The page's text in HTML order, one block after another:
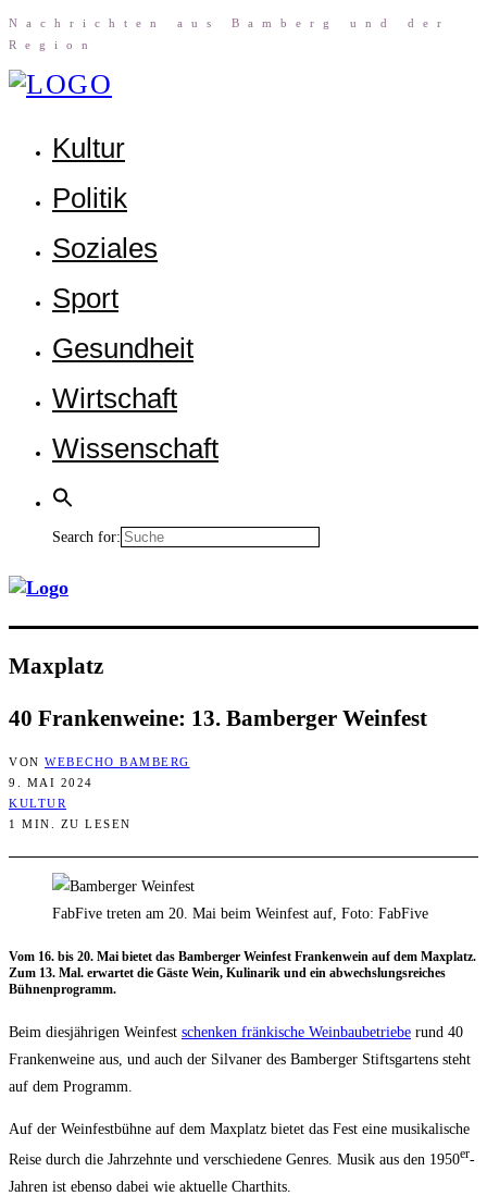
Nach­rich­ten aus Bam­berg und der
Region
Kul­tur
Poli­tik
Sozia­les
Sport
Gesund­heit
Wirt­schaft
Wis­sen­schaft
Search for:
Max­platz
40 Fran­ken­wei­ne: 13. Bam­ber­ger Weinfest
VON WEBECHO BAMBERG
9. MAI 2024
KULTUR
1 MIN. ZU LESEN
FabFive treten am 20. Mai beim Weinfest auf, Foto: FabFive
Vom 16. bis 20. Mai bie­tet das Bam­ber­ger Wein­fest Fran­ken­wein auf dem Max­platz.
Zum 13. Mal. erwar­tet die Gäs­te Wein, Kuli­na­rik und ein abwechs­lungs­rei­ches
Bühnenprogramm.
Beim dies­jäh­ri­gen Wein­fest schen­ken frän­ki­sche Wein­bau­be­trie­be rund 40
Fran­ken­wei­ne aus, und auch der Sil­va­ner des Bam­ber­ger Stifts­gar­tens steht
auf dem Programm.
Auf der Wein­fest­büh­ne auf dem Max­platz bie­tet das Fest eine musi­ka­li­sche
Rei­se durch die Jahr­zehn­te und ver­schie­de­ne Gen­res. Musik aus den 1950er-
Jah­ren ist eben­so dabei wie aktu­el­le Charthits.